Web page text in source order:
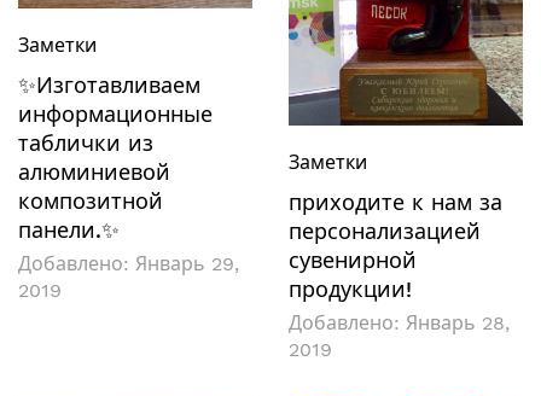
Заметки
✨Изготавливаем
информационные
таблички из
алюминиевой
композитной
панели.✨
Добавлено: Январь 29,
2019
Заметки
приходите к нам за
персонализацией
сувенирной
продукции!
Добавлено: Январь 28,
2019